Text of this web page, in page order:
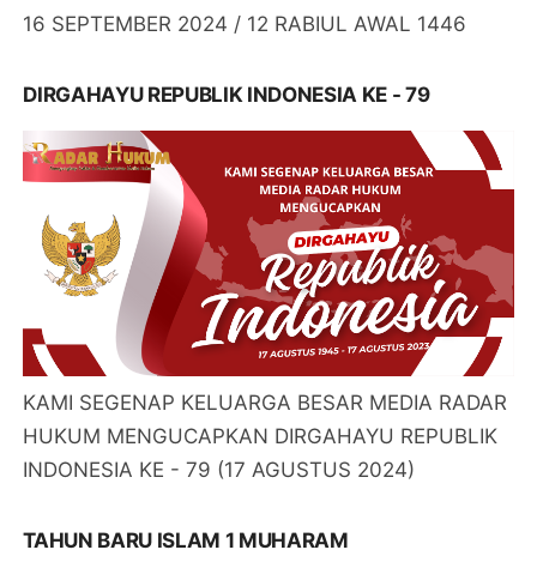
16 SEPTEMBER 2024 / 12 RABIUL AWAL 1446
DIRGAHAYU REPUBLIK INDONESIA KE - 79
KAMI SEGENAP KELUARGA BESAR MEDIA RADAR
HUKUM MENGUCAPKAN DIRGAHAYU REPUBLIK
INDONESIA KE - 79 (17 AGUSTUS 2024)
TAHUN BARU ISLAM 1 MUHARAM